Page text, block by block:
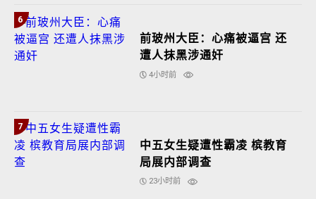
6
前玻州大臣：心痛被逼宫 还
遭人抹黑涉通奸
4小时前
7
中五女生疑遭性霸凌 槟教育
局展内部调查
23小时前